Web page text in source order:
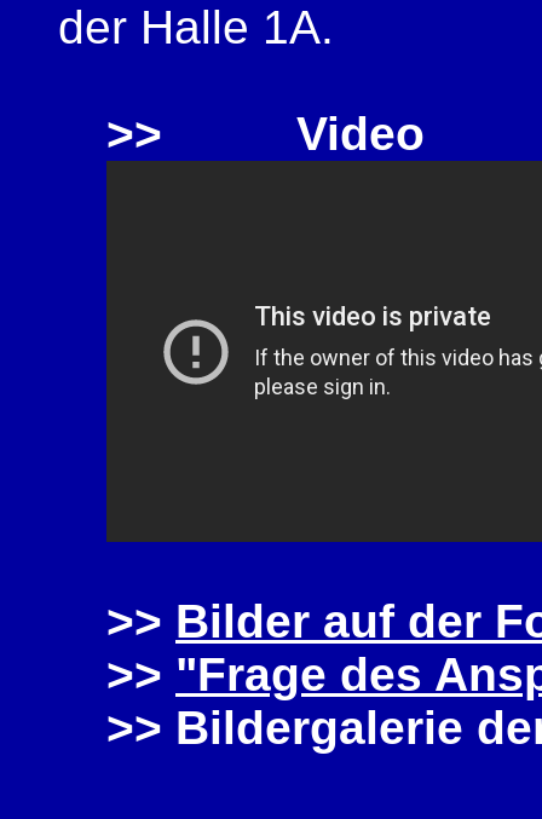
der Halle 1A.
>> Video
>> Bilder auf der
>> "Frage des
>> Bildergalerie